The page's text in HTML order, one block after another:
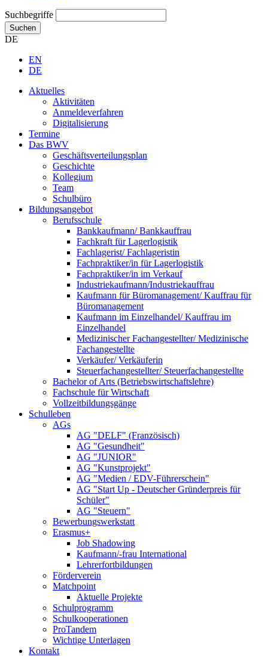
Suchbegriffe
Suchen
DE
EN
DE
Aktuelles
Aktivitäten
Anmeldeverfahren
Digitalisierung
Termine
Das BWV
Geschäftsverteilungsplan
Geschichte
Kollegium
Team
Schulbüro
Bildungsangebot
Berufsschule
Bankkaufmann/ Bankkauffrau
Fachkraft für Lagerlogistik
Fachlagerist/ Fachlageristin
Fachpraktiker/in für Lagerlogistik
Fachpraktiker/in im Verkauf
Industriekaufmann/Industriekauffrau
Kaufmann für Büromanagement/ Kauffrau für
Büromanagement
Kaufmann im Einzelhandel/ Kauffrau im
Einzelhandel
Medizinischer Fachangestellter/ Medizinische
Fachangestellte
Verkäufer/ Verkäuferin
Steuerfachangestellter/ Steuerfachangestellte
Bachelor of Arts (Betriebswirtschaftslehre)
Fachschule für Wirtschaft
Vollzeitbildungsgänge
Schulleben
AGs
AG "DELF" (Französisch)
AG "Gesundheit"
AG "JUNIOR"
AG "Kunstprojekt"
AG "Medien / EDV-Führerschein"
AG "Start Up - Deutscher Gründerpreis für
Schüler"
AG "Steuern"
Bewerbungswerkstatt
Erasmus+
Job Shadowing
Kaufmann/-frau International
Lehrerfortbildungen
Förderverein
Matchpoint
Aktuelle Projekte
Schulprogramm
Schulkooperationen
ProTandem
Wichtige Unterlagen
Kontakt